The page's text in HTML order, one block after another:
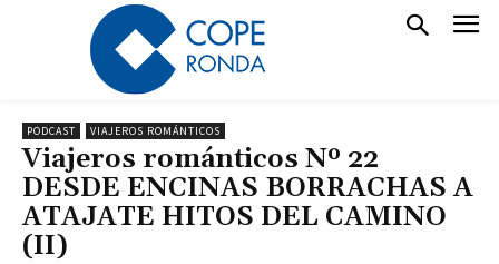
PODCAST VIAJEROS ROMÁNTICOS
Viajeros románticos Nº 22
DESDE ENCINAS BORRACHAS A
ATAJATE HITOS DEL CAMINO
(II)